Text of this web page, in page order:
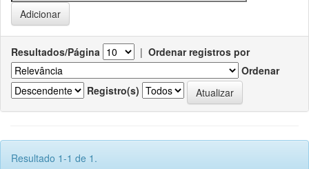
Resultados/Página | Ordenar registros por
Ordenar
Registro(s)
Resultado 1-1 de 1.